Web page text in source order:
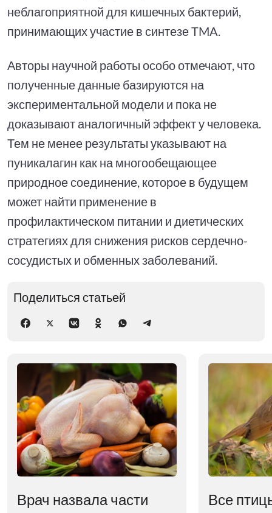
неблагоприятной для кишечных бактерий,
принимающих участие в синтезе TMA.
Авторы научной работы особо отмечают, что
полученные данные базируются на
экспериментальной модели и пока не
доказывают аналогичный эффект у человека.
Тем не менее результаты указывают на
пуникалагин как на многообещающее
природное соединение, которое в будущем
может найти применение в
профилактическом питании и диетических
стратегиях для снижения рисков сердечно-
сосудистых и обменных заболеваний.
Поделиться статьей
Врач назвала части
Все